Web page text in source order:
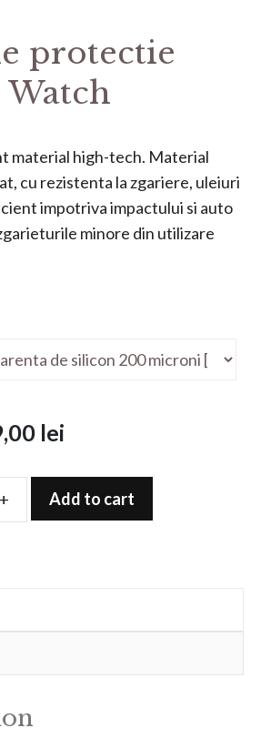
protectie
material high-tech. Material
cu rezistenta la zgariere, uleiuri
impotriva impactului si auto
minore din utilizare
lei
Folie
+ Add to cart